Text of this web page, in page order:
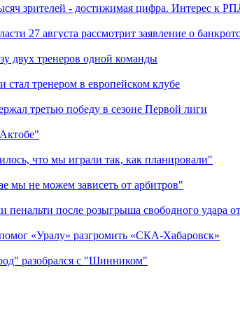
зрителей - достижимая цифра. Интерес к
27 августа рассмотрит заявление о
двух тренеров одной команды
стал тренером в европейском клубе
третью победу в сезоне Первой лиги
что мы играли так, как планировали"
мы не можем зависеть от арбитров"
пенальти после розыгрыша свободного удара
«Уралу» разгромить «СКА-Хабаровск»
разобрался с "Шинником"